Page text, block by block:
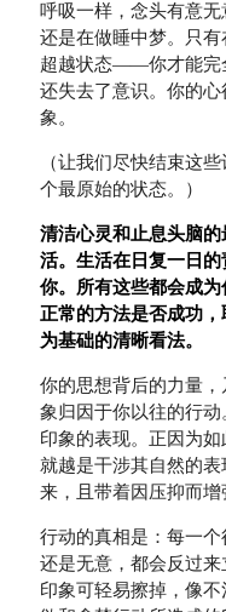
呼吸一样，念头有意
还是在做睡中梦。只
超越状态——你才能完
还失去了意识。你的
象。
（让我们尽快结束这
个最原始的状态。）
清洁心灵和止息头脑
活。生活在日复一日
你。所有这些都会成为
正常的方法是否成功
为基础的清晰看法。
你的思想背后的力量
象归因于你以往的行
印象的表现。正因为
就越是干涉其自然的
来，且带着因压抑而增
行动的真相是：每一
还是无意，都会反过
印象可轻易擦掉，像